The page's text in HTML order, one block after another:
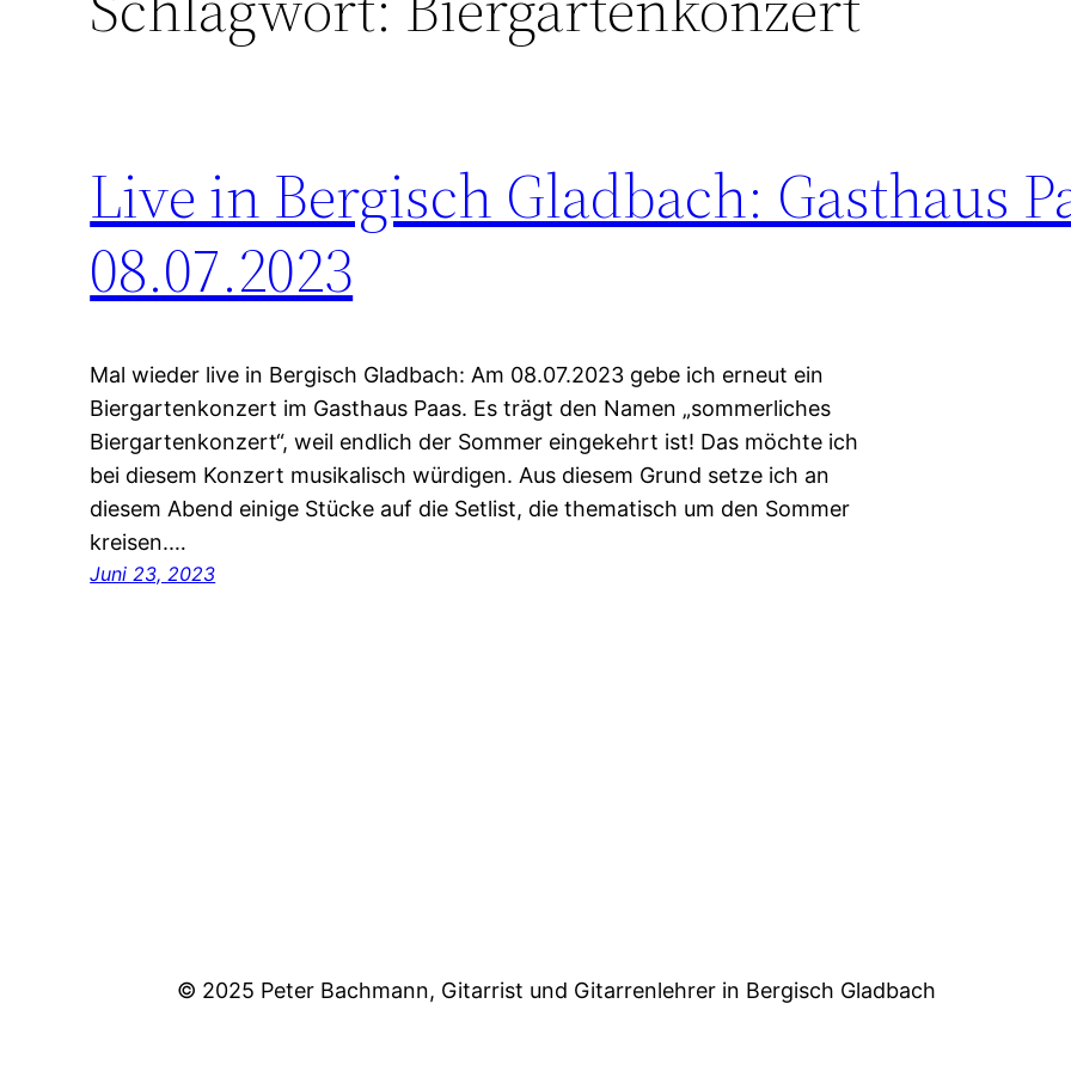
Live in Bergisch Gladbach: Gasthaus
08.07.2023
Mal wieder live in Bergisch Gladbach: Am 08.07.2023 gebe ich erneut ein
Biergartenkonzert im Gasthaus Paas. Es trägt den Namen „sommerliches
Biergartenkonzert“, weil endlich der Sommer eingekehrt ist! Das möchte ich
bei diesem Konzert musikalisch würdigen. Aus diesem Grund setze ich an
diesem Abend einige Stücke auf die Setlist, die thematisch um den Sommer
kreisen.…
Juni 23, 2023
© 2025 Peter Bachmann, Gitarrist und Gitarrenlehrer in Bergisch Gladbach